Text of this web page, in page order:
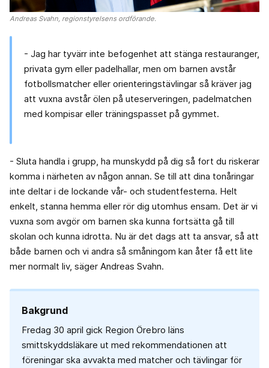
Andreas Svahn, regionstyrelsens ordförande.
- Jag har tyvärr inte befogenhet att stänga restauranger,
privata gym eller padelhallar, men om barnen avstår
fotbollsmatcher eller orienteringstävlingar så kräver jag
att vuxna avstår ölen på uteserveringen, padelmatchen
med kompisar eller träningspasset på gymmet.
- Sluta handla i grupp, ha munskydd på dig så fort du riskerar
komma i närheten av någon annan. Se till att dina tonåringar
inte deltar i de lockande vår- och studentfesterna. Helt
enkelt, stanna hemma eller rör dig utomhus ensam. Det är vi
vuxna som avgör om barnen ska kunna fortsätta gå till
skolan och kunna idrotta. Nu är det dags att ta ansvar, så att
både barnen och vi andra så småningom kan åter få ett lite
mer normalt liv, säger Andreas Svahn.
Bakgrund
Fredag 30 april gick Region Örebro läns
smittskyddsläkare ut med rekommendationen att
föreningar ska avvakta med matcher och tävlingar för